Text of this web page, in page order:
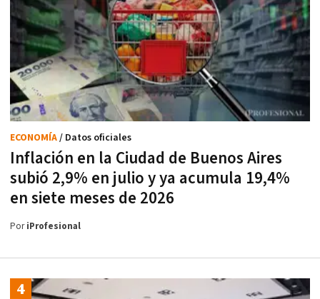
Inflación en la Ciudad de Buenos Aires
subió 2,9% en julio y ya acumula 19,4%
en siete meses de 2026
ECONOMÍA/ Datos oficiales
PoriProfesional